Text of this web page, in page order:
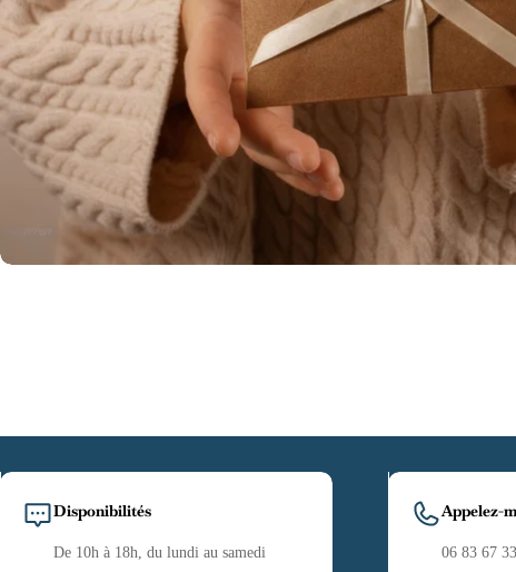
Disponibilités
De 10h à 18h, du lundi au samedi
Appelez-
06 83 67